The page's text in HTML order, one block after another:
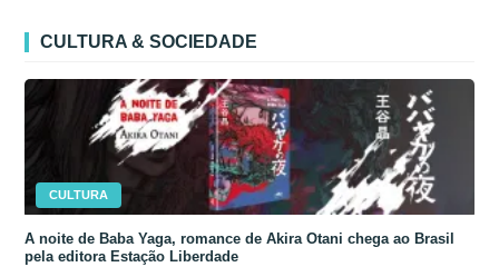
CULTURA & SOCIEDADE
CULTURA
A noite de Baba Yaga, romance de Akira Otani chega ao Brasil
pela editora Estação Liberdade